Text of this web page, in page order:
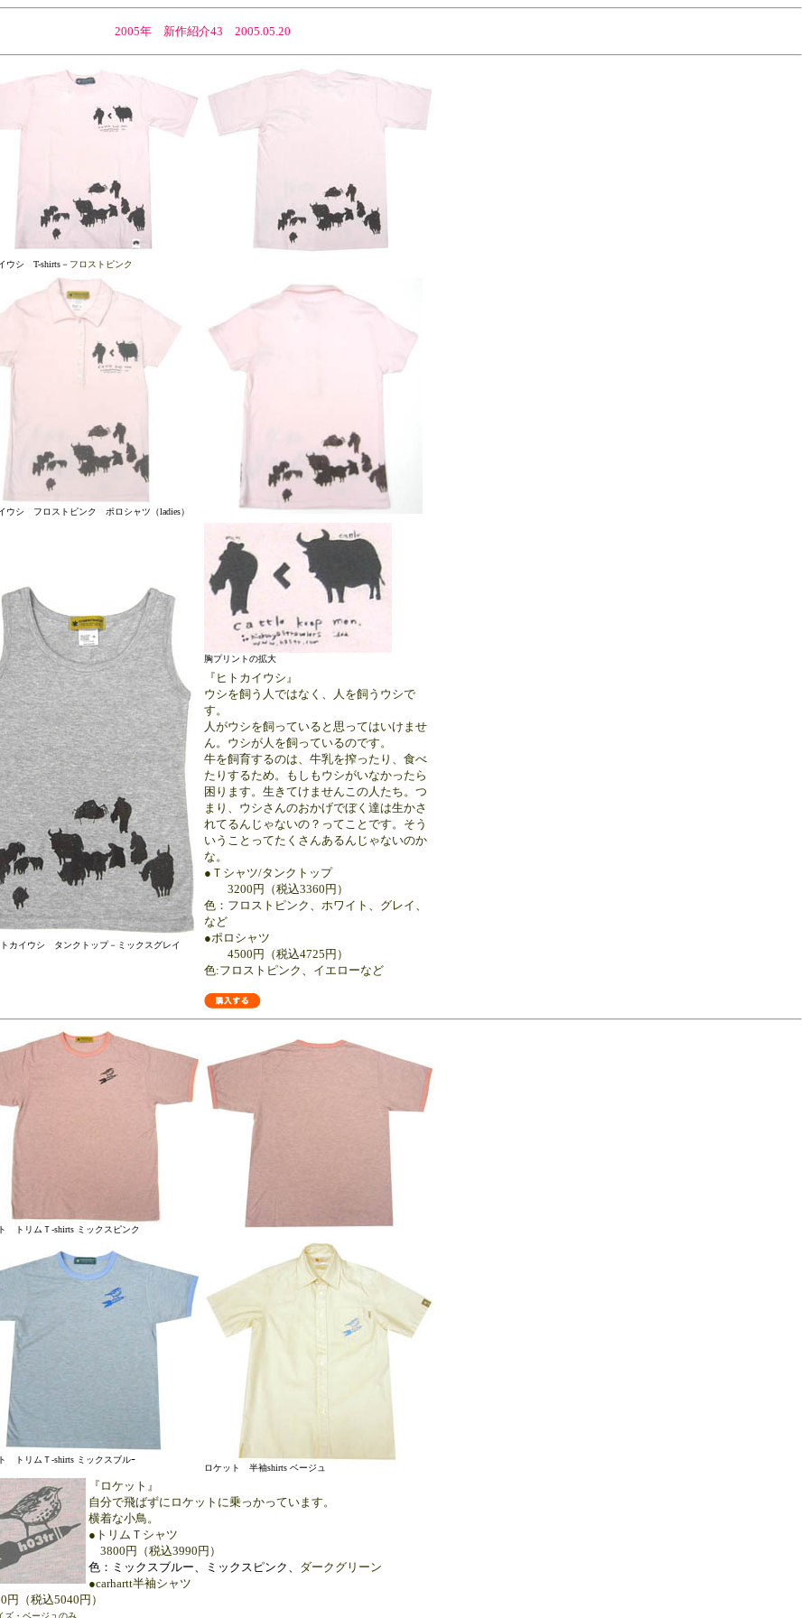
2005年 新作紹介43 2005.05.20
ウシ T-shirts－ フロストピンク
ウシ フロストピンク ポロシャツ（ladies）
カイウシ タンクトップ－ミックスグレイ
胸プリントの拡大
『ヒトカイウシ』
ウシを飼う人ではなく、人を飼うウシで
す。
人がウシを飼っていると思ってはいけませ
ん。ウシが人を飼っているのです。
牛を飼育するのは、牛乳を搾ったり、食べ
たりするため。もしもウシがいなかったら
困ります。生きてけませんこの人たち。つ
まり、ウシさんのおかげでぼく達は生かさ
れてるんじゃないの？ってことです。そう
いうことってたくさんあるんじゃないのか
な。
●Ｔシャツ/タンクトップ
3200円（税込3360円）
色：フロストピンク、ホワイト、グレイ、
など
●ポロシャツ
4500円（税込4725円）
色:フロストピンク、イエローなど
トリムＴ-shirts ミックスピンク
トリムＴ-shirts ミックスブルｰ
ロケット 半袖shirts ベージュ
『ロケット』
自分で飛ばずにロケットに乗っかっています。
横着な小鳥。
●トリムＴシャツ
3800円（税込3990円）
色：ミックスブルー、ミックスピンク、 ダークグリーン
●carhartt半袖シャツ
円（税込5040円）
ズ・ベージュのみ